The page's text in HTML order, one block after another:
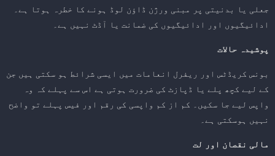
جعلی یا بدنیتی پر مبنی ورژن ڈاؤن لوڈ ہونے کا خطرہ ہوتا ہے۔
ادائیگیوں اور ادائیگیوں کی ضمانت یا آڈٹ نہیں ہے۔
پوشیدہ حالات
بونس کریڈٹس اور ریفرل انعامات میں ایسی شرائط ہو سکتی ہیں جن
کے لیے کچھ پلے یا ڈپازٹ کی ضرورت ہوتی ہے اس سے پہلے کہ وہ
واپس لیے جا سکیں۔ کم از کم واپسی کی رقم اور فیس پہلے تو واضح
نہیں ہوسکتی ہے۔
مالی نقصان اور لت